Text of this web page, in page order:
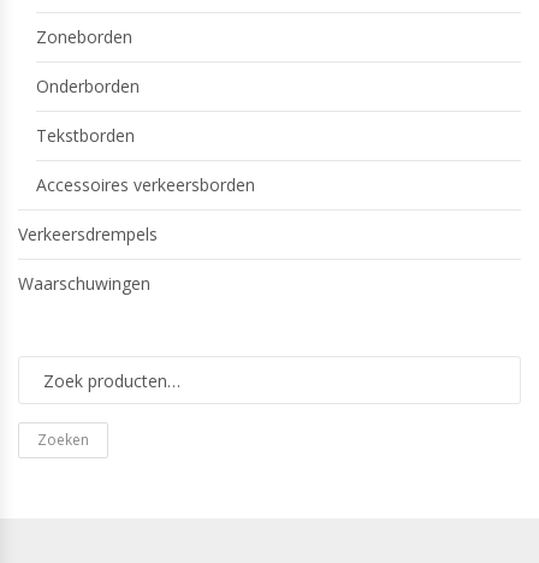
Zoneborden
Onderborden
Tekstborden
Accessoires verkeersborden
Verkeersdrempels
Waarschuwingen
Zoeken